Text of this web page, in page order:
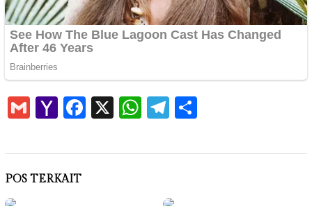
GmailYahoo
Mail
Facebook
X WhatsApp
Telegram
POS TERKAIT